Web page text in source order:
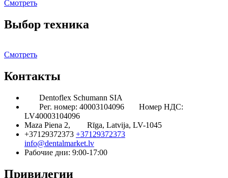
Смотреть
Выбор техника
Смотреть
Контакты
Dentoflex Schumann SIA
Рег. номер: 40003104096
Номер НДС:
LV40003104096
Maza Piena 2,
Rīga, Latvija, LV-1045
+37129372373 +37129372373
info@dentalmarket.lv
Рабочие дни: 9:00-17:00
Привилегии